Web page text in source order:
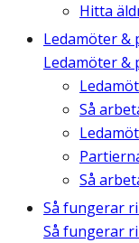
Hitta
Ledamöter &
Ledamöter &
Så
Så
Så fungerar
Så fungerar